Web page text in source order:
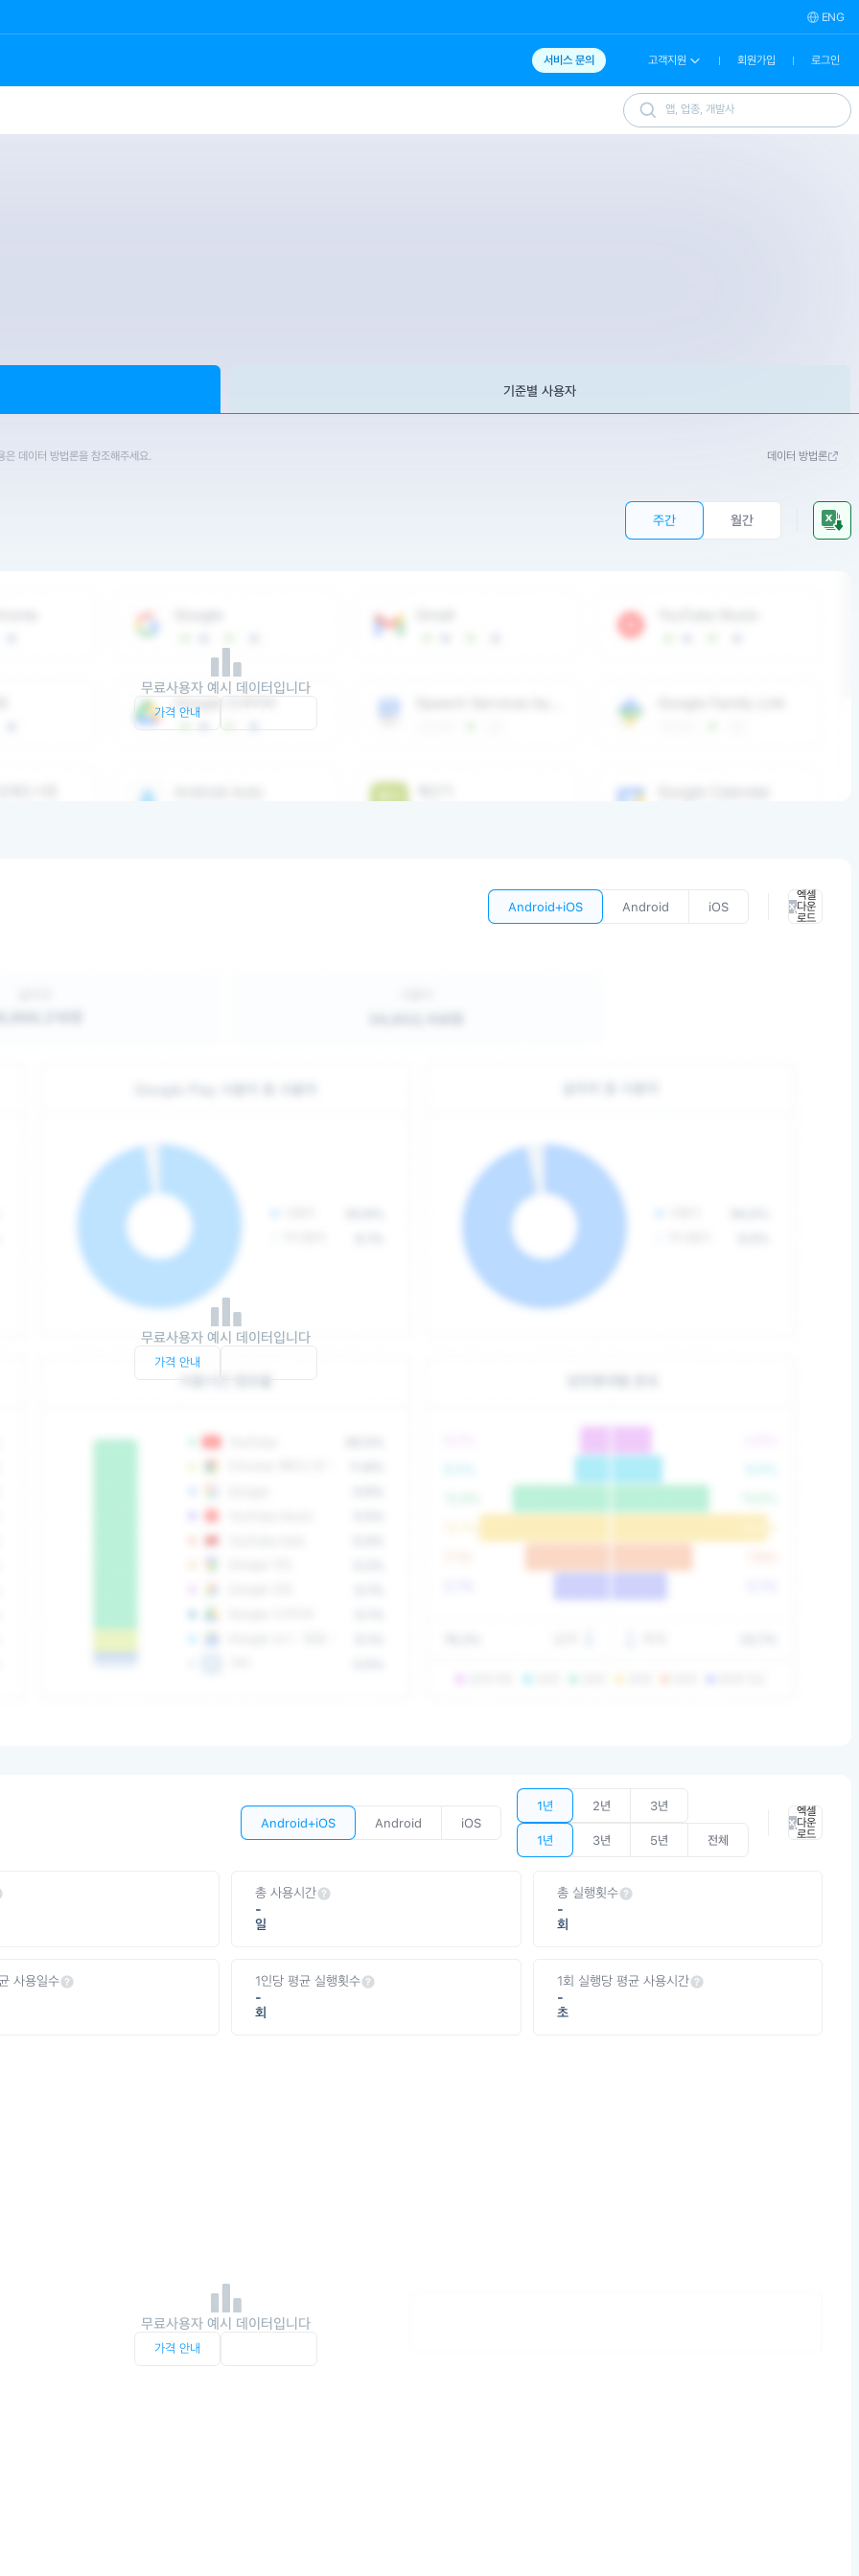
ENG
서비스 문의 고객지원 회원가입 로그인
기준별 사용자
데이터 방법론을 참조해주세요. 데이터 방법론
주간 월간
무료사용자 예시 데이터입니다
가격 안내
Android+iOS Android iOS
엑셀
다운
로드
무료사용자 예시 데이터입니다
가격 안내
Android+iOS Android iOS
1년 2년 3년
1년 3년 5년 전체
엑셀
다운
로드
총 사용시간
-
일
총 실행횟수
-
회
사용일수
1인당 평균 실행횟수
-
회
1회 실행당 평균 사용시간
-
초
무료사용자 예시 데이터입니다
가격 안내